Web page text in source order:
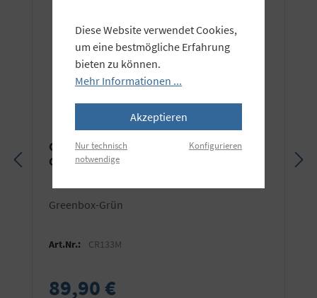
Colorama Hintergrundkarton -
Chromagreen
Greenbox-Grün
Art.Nr.: CR133M
89,90 €
Diese Website verwendet Cookies,
um eine bestmögliche Erfahrung
bieten zu können.
Mehr Informationen ...
Akzeptieren
Nur technisch
notwendige
Konfigurieren